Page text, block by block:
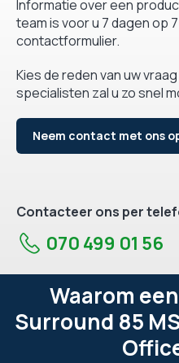
Informatie over een
team is voor u 7 dagen op
contactformulier.
Kies de reden van uw
specialisten zal u zo snel
Neem contact met ons
Contacteer ons per
070 499 01 56
Waarom
Surround 85